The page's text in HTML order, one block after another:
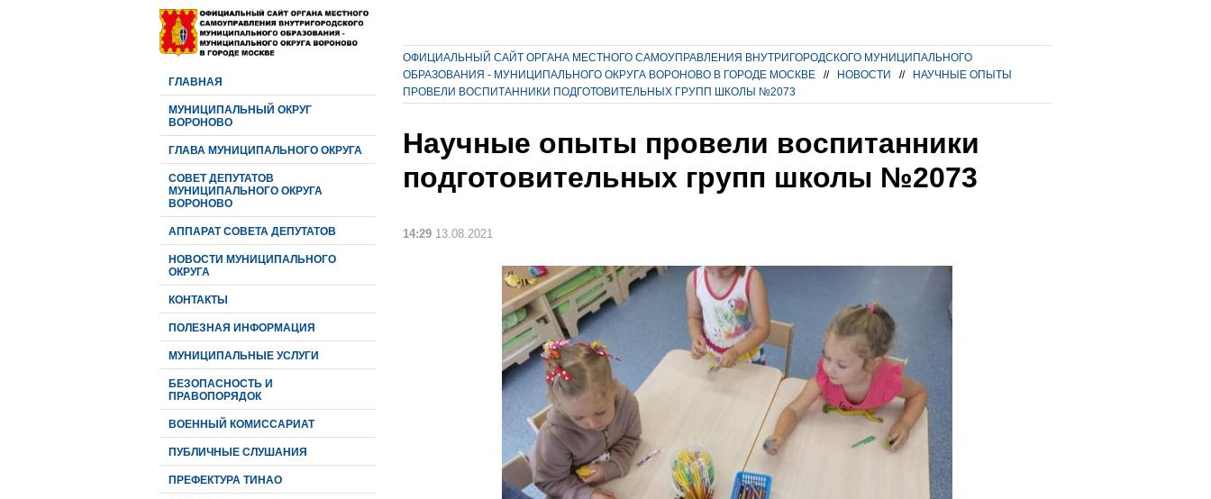
ГЛАВНАЯ
МУНИЦИПАЛЬНЫЙ ОКРУГ
ВОРОНОВО
ГЛАВА МУНИЦИПАЛЬНОГО ОКРУГА
CОВЕТ ДЕПУТАТОВ
МУНИЦИПАЛЬНОГО ОКРУГА
ВОРОНОВО
АППАРАТ СОВЕТА ДЕПУТАТОВ
НОВОСТИ МУНИЦИПАЛЬНОГО
ОКРУГА
КОНТАКТЫ
ПОЛЕЗНАЯ ИНФОРМАЦИЯ
МУНИЦИПАЛЬНЫЕ УСЛУГИ
БЕЗОПАСНОСТЬ И
ПРАВОПОРЯДОК
ВОЕННЫЙ КОМИССАРИАТ
ПУБЛИЧНЫЕ СЛУШАНИЯ
ПРЕФЕКТУРА ТИНАО
ОФИЦИАЛЬНЫЙ САЙТ ОРГАНА МЕСТНОГО САМОУПРАВЛЕНИЯ ВНУТРИГОРОДСКОГО МУНИЦИПАЛЬНОГО
ОБРАЗОВАНИЯ - МУНИЦИПАЛЬНОГО ОКРУГА ВОРОНОВО В ГОРОДЕ МОСКВЕ
// НОВОСТИ //
НАУЧНЫЕ ОПЫТЫ
ПРОВЕЛИ ВОСПИТАННИКИ ПОДГОТОВИТЕЛЬНЫХ ГРУПП ШКОЛЫ №2073
Научные опыты провели воспитанники
подготовительных групп школы №2073
14:29 13.08.2021